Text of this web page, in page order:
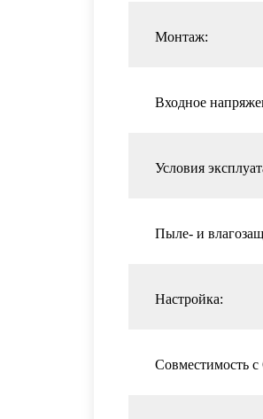
Монтаж:
Входное
Условия
Пыле- и
Настройка:
Совместимость